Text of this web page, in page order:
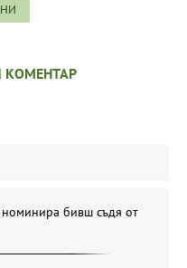
номинира бивш съдя от